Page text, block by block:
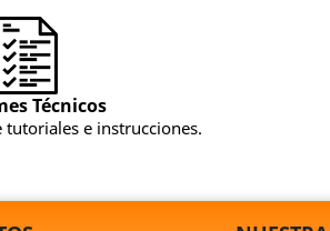
Técnicos
tutoriales e instrucciones.